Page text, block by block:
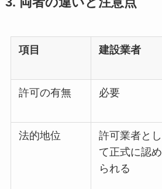
項目 建設業者
許可の有無 必要
法的地位
許可業者とし
て正式に認め
られる